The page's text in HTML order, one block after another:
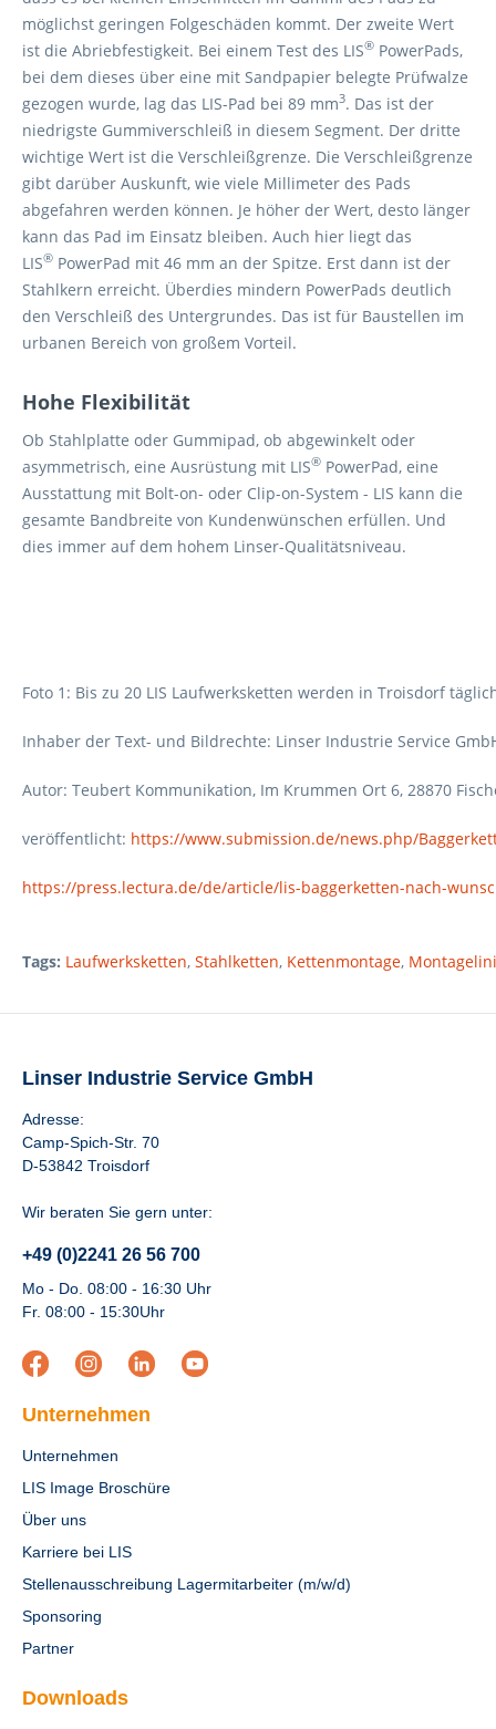
möglichst geringen Folgeschäden kommt. Der zweite Wert
ist die Abriebfestigkeit. Bei einem Test des LIS® PowerPads,
bei dem dieses über eine mit Sandpapier belegte Prüfwalze
gezogen wurde, lag das LIS-Pad bei 89 mm3. Das ist der
niedrigste Gummiverschleiß in diesem Segment. Der dritte
wichtige Wert ist die Verschleißgrenze. Die Verschleißgrenze
gibt darüber Auskunft, wie viele Millimeter des Pads
abgefahren werden können. Je höher der Wert, desto länger
kann das Pad im Einsatz bleiben. Auch hier liegt das
LIS® PowerPad mit 46 mm an der Spitze. Erst dann ist der
Stahlkern erreicht. Überdies mindern PowerPads deutlich
den Verschleiß des Untergrundes. Das ist für Baustellen im
urbanen Bereich von großem Vorteil.
Hohe Flexibilität
Ob Stahlplatte oder Gummipad, ob abgewinkelt oder
asymmetrisch, eine Ausrüstung mit LIS® PowerPad, eine
Ausstattung mit Bolt-on- oder Clip-on-System - LIS kann die
gesamte Bandbreite von Kundenwünschen erfüllen. Und
dies immer auf dem hohem Linser-Qualitätsniveau.
Foto 1: Bis zu 20 LIS Laufwerksketten werden in Troisdorf
Inhaber der Text- und Bildrechte: Linser Industrie Service
Autor: Teubert Kommunikation, Im Krummen Ort 6, 28870
veröffentlicht: https://www.submission.de/news.php/
https://press.lectura.de/de/article/lis-baggerketten-nach-
Tags: Laufwerksketten, Stahlketten, Kettenmontage,
Linser Industrie Service GmbH
Adresse:
Camp-Spich-Str. 70
D-53842 Troisdorf
Wir beraten Sie gern unter:
+49 (0)2241 26 56 700
Mo - Do. 08:00 - 16:30 Uhr
Fr. 08:00 - 15:30Uhr
Unternehmen
Unternehmen
LIS Image Broschüre
Über uns
Karriere bei LIS
Stellenausschreibung Lagermitarbeiter (m/w/d)
Sponsoring
Partner
Downloads